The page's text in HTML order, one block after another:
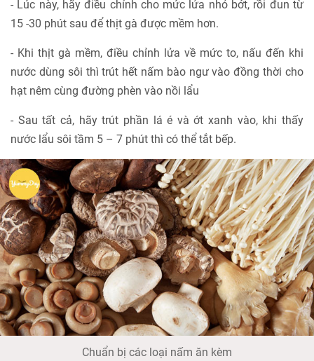
- Lúc này, hãy điều chỉnh cho mức lửa nhỏ bớt, rồi đun từ
15 -30 phút sau để thịt gà được mềm hơn.
- Khi thịt gà mềm, điều chỉnh lửa về mức to, nấu đến khi
nước dùng sôi thì trút hết nấm bào ngư vào đồng thời cho
hạt nêm cùng đường phèn vào nồi lẩu
- Sau tất cả, hãy trút phần lá é và ớt xanh vào, khi thấy
nước lẩu sôi tầm 5 – 7 phút thì có thể tắt bếp.
Chuẩn bị các loại nấm ăn kèm